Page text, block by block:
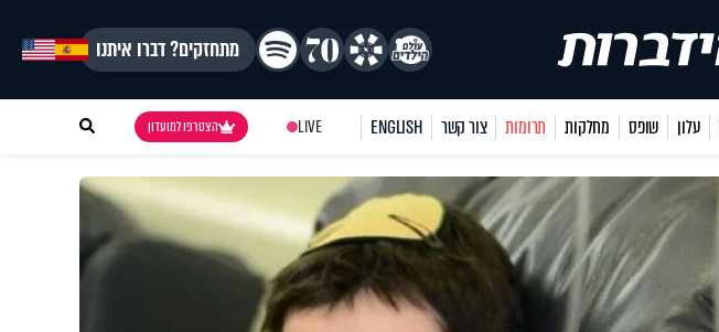
מתחזקים? דברו איתנו
עלון שופס מחלקות תרומות צור קשר ENGLISH
LIVE הצטרפו למועדון